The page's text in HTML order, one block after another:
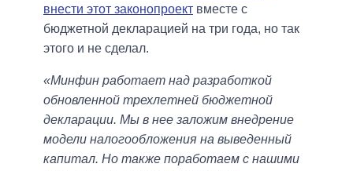
внести этот законопроект вместе с
бюджетной декларацией на три года, но так
этого и не сделал.
«Минфин работает над разработкой
обновленной трехлетней бюджетной
декларации. Мы в нее заложим внедрение
модели налогообложения на выведенный
капитал. Но также поработаем с нашими